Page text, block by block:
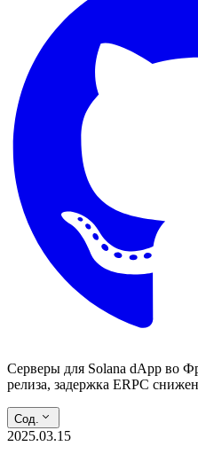
Серверы для Solana dApp во
релиза, задержка ERPC
Сод.
2025.03.15